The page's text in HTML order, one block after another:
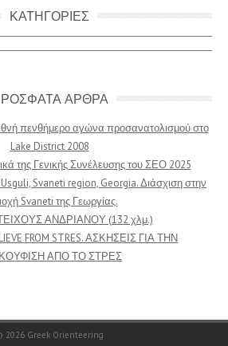
ΚΑΤΗΓΟΡΙΕΣ
ΑΡΘΡΑ
πενθήμερο αγώνα προσανατολισμού στο
Lake District 2008
της Γενικής Συνέλευσης του ΣΕΟ 2025
Svaneti region, Georgia. Διάσχιση στην
Svaneti της Γεωργίας.
ΑΝΔΡΙΑΝΟΥ (132 χλμ.)
FROM STRES. ΑΣΚΗΣΕΙΣ ΓΙΑ ΤΗΝ
ΑΠΟ ΤΟ ΣΤΡΕΣ
2026 Greek Orienteering